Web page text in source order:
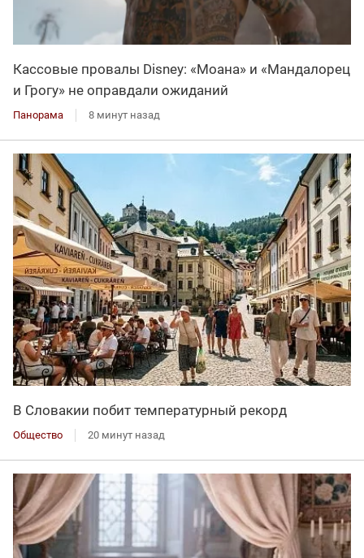
Кассовые провалы Disney: «Моана» и «Мандалорец
и Грогу» не оправдали ожиданий
Панорама 8 минут назад
В Словакии побит температурный рекорд
Общество 20 минут назад